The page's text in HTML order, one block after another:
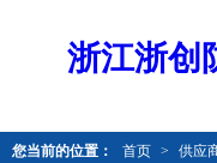
浙江浙创
您当前的位置： 首页 > 供应